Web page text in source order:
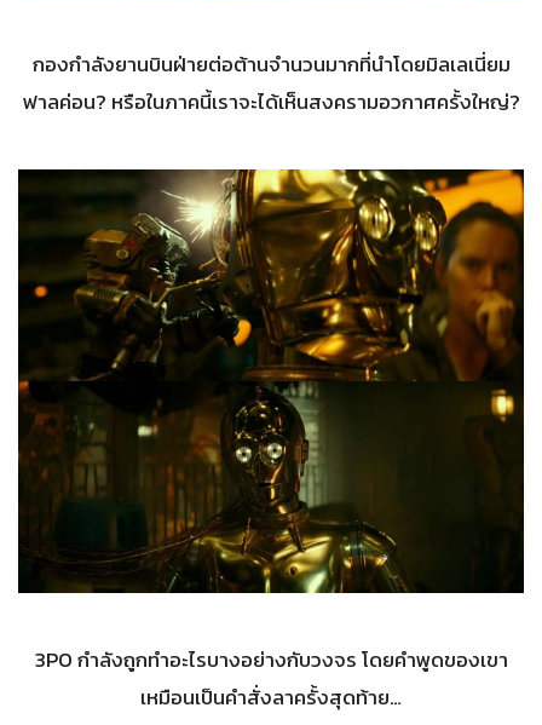
กองกำลังยานบินฝ่ายต่อต้านจำนวนมากที่นำโดยมิลเลเนี่ยม
ฟาลค่อน? หรือในภาคนี้เราจะได้เห็นสงครามอวกาศครั้งใหญ่?
3PO กำลังถูกทำอะไรบางอย่างกับวงจร โดยคำพูดของเขา
เหมือนเป็นคำสั่งลาครั้งสุดท้าย…